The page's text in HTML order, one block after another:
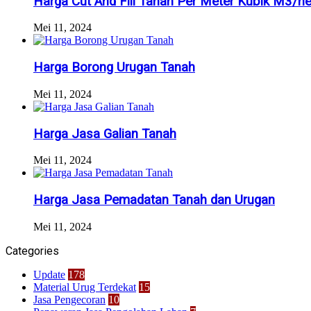
Mei 11, 2024
Harga Borong Urugan Tanah
Mei 11, 2024
Harga Jasa Galian Tanah
Mei 11, 2024
Harga Jasa Pemadatan Tanah dan Urugan
Mei 11, 2024
Categories
Update 178
Material Urug Terdekat 15
Jasa Pengecoran 10